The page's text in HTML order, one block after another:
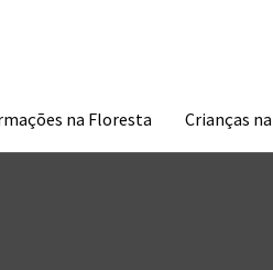
na Floresta Crianças